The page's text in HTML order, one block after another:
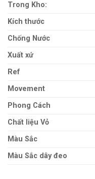
Trong Kho:
Kích thước
Chống Nước
Xuất xứ
Ref
Movement
Phong Cách
Chất liệu Vỏ
Màu Sắc
Màu Sắc dây đeo